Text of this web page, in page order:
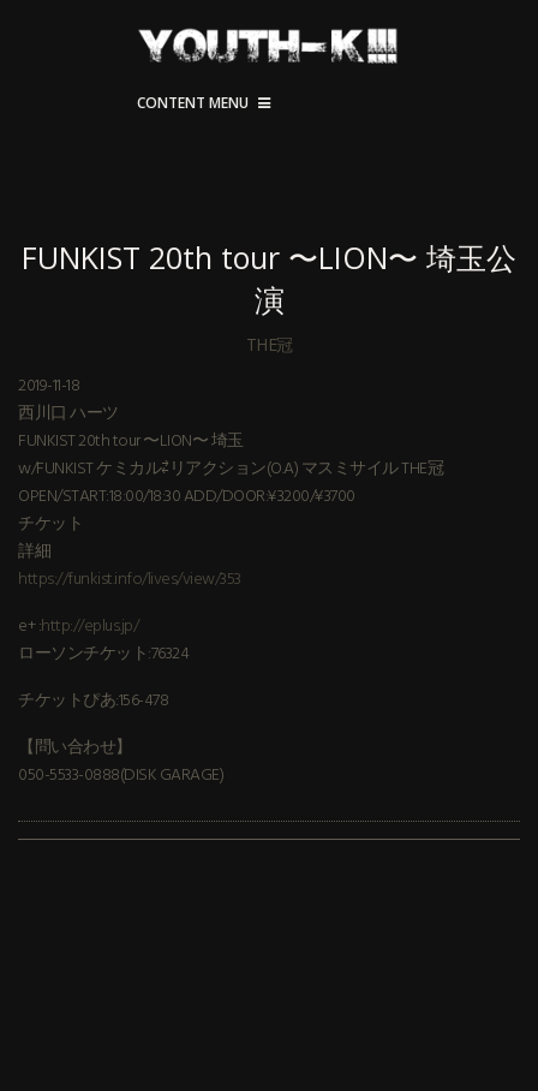
CONTENT MENU
FUNKIST 20th tour 〜LION〜 埼玉公
演
THE冠
2019-11-18
西川口 ハーツ
FUNKIST 20th tour 〜LION〜 埼玉
w/FUNKIST ケミカル⇄リアクション(O.A) マスミサイル THE冠
OPEN/START:18:00/18:30 ADD/DOOR:¥3200/¥3700
チケット
詳細
https://funkist.info/lives/view/353
e+ :http://eplus.jp/
ローソンチケット:76324
チケットぴあ:156-478
【問い合わせ】
050-5533-0888(DISK GARAGE)